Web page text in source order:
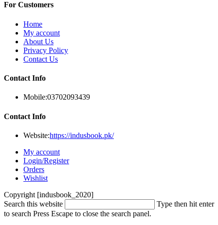
For Customers
Home
My account
About Us
Privacy Policy
Contact Us
Contact Info
Mobile:03702093439
Contact Info
Website:https://indusbook.pk/
My account
Login/Register
Orders
Wishlist
Copyright [indusbook_2020]
Search this website
Type then hit enter
to search Press Escape to close the search panel.